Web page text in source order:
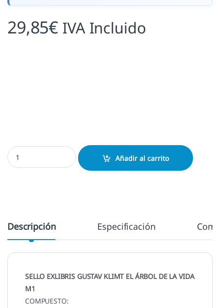
29,85€ IVA Incluido
Exlibris Gustav Klimt El árbol de la vida m1 cantidad
Añadir al carrito
Descripción Especificación
SELLO EXLIBRIS GUSTAV KLIMT EL ÁRBOL DE LA VIDA
M1
COMPUESTO: